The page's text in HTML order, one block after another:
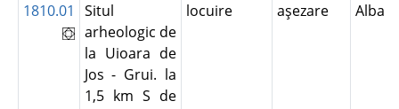
1810.01
Situl
arheologic de
la Uioara de
Jos - Grui. la
1,5 km S de
locuire aşezare Alba